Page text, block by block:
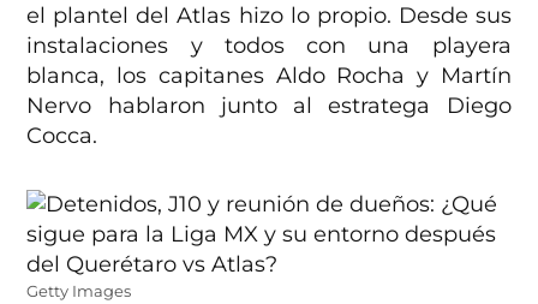
el plantel del Atlas hizo lo propio. Desde sus
instalaciones y todos con una playera
blanca, los capitanes Aldo Rocha y Martín
Nervo hablaron junto al estratega Diego
Cocca.
Getty Images